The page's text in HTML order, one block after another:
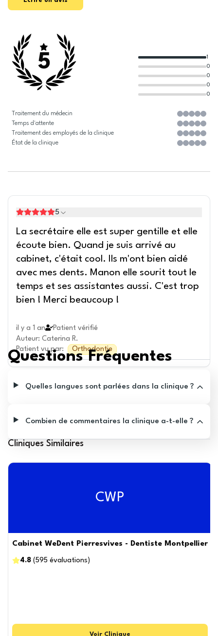
5
0
0
0
0
1
Traitement du médecin
Temps d'attente
Traitement des employés de la clinique
État de la clinique
5
La secrétaire elle est super gentille et elle
écoute bien. Quand je suis arrivé au
cabinet, c'était cool. Ils m'ont bien aidé
avec mes dents. Manon elle sourit tout le
temps et ses assistantes aussi. C'est trop
bien ! Merci beaucoup !
il y a 1 an
Patient vérifié
Auteur: Caterina R.
Patient vu par: Orthodontie
Questions Fréquentes
Quelles langues sont parlées dans la clinique ?
Combien de commentaires la clinique a-t-elle ?
Cliniques Similaires
CWP
Cabinet WeDent Pierresvives - Dentiste Montpellier
4.8 (595 évaluations )
Voir Clinique